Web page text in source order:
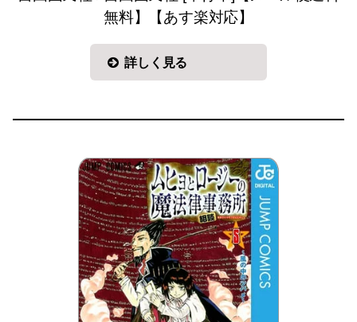
無料】【あす楽対応】
詳しく見る